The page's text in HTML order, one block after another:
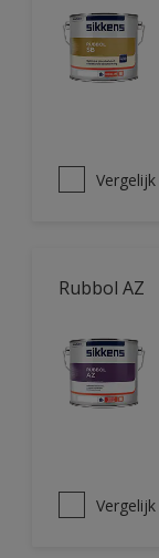
Vergelijk
Rubbol AZ
Vergelijk